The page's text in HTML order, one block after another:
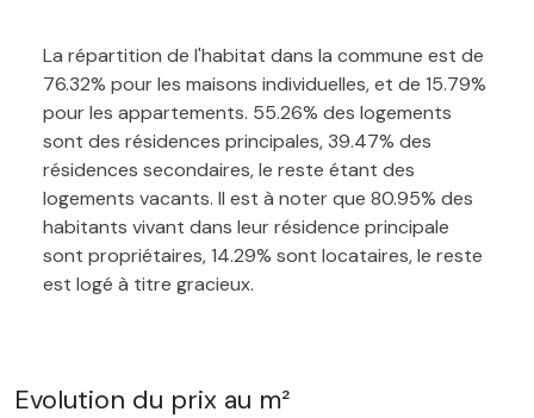
La répartition de l'habitat dans la commune est de
76.32% pour les maisons individuelles, et de 15.79%
pour les appartements. 55.26% des logements
sont des résidences principales, 39.47% des
résidences secondaires, le reste étant des
logements vacants. Il est à noter que 80.95% des
habitants vivant dans leur résidence principale
sont propriétaires, 14.29% sont locataires, le reste
est logé à titre gracieux.
Evolution du prix au m²